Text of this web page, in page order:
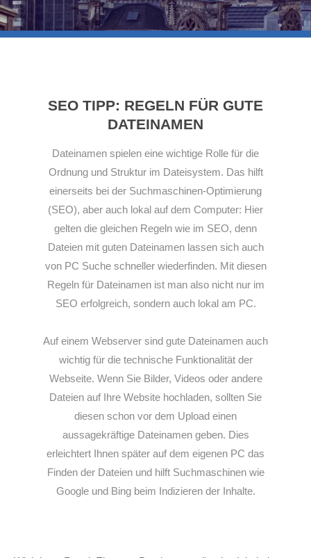
SEO TIPP: REGELN FÜR GUTE
DATEINAMEN
Dateinamen spielen eine wichtige Rolle für die
Ordnung und Struktur im Dateisystem. Das hilft
einerseits bei der Suchmaschinen-Optimierung
(SEO), aber auch lokal auf dem Computer: Hier
gelten die gleichen Regeln wie im SEO, denn
Dateien mit guten Dateinamen lassen sich auch
von PC Suche schneller wiederfinden. Mit diesen
Regeln für Dateinamen ist man also nicht nur im
SEO erfolgreich, sondern auch lokal am PC.
Auf einem Webserver sind gute Dateinamen auch
wichtig für die technische Funktionalität der
Webseite. Wenn Sie Bilder, Videos oder andere
Dateien auf Ihre Website hochladen, sollten Sie
diesen schon vor dem Upload einen
aussagekräftige Dateinamen geben. Dies
erleichtert Ihnen später auf dem eigenen PC das
Finden der Dateien und hilft Suchmaschinen wie
Google und Bing beim Indizieren der Inhalte.